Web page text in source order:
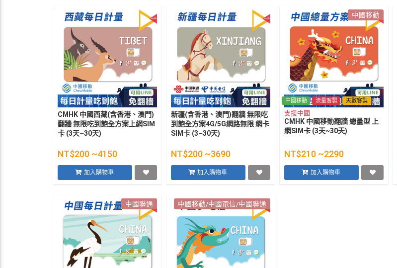
CMHK 中國西藏(含香港、澳門)
翻牆 無限吃到飽全方案上網SIM
卡 (3天~30天)
NT$200 ~4150
加入購物車
新疆(含香港、澳門)翻牆 無限吃
到飽全方案4G/5G網路無限 網卡
SIM卡 (3~30天)
NT$200 ~3690
加入購物車
中國移動
中國移動 流量客製 天數客製
支援中國
CMHK 中國移動翻牆 總量型 上
網SIM卡 (3天~30天)
NT$210 ~2290
加入購物車
中國聯通 中國移動/中國電信/中國聯通